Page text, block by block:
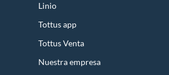
Linio
Tottus app
Tottus Venta
Nuestra empresa